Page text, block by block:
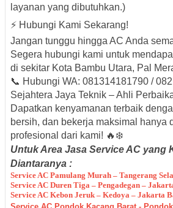
layanan yang dibutuhkan.)
⚡ Hubungi Kami Sekarang!
Jangan tunggu hingga AC Anda
Segera hubungi kami untuk
di sekitar Kota Bambu Utara, Pal
📞 Hubungi WA: 081314181790 /
Sejahtera Jaya Teknik – Ahli
Dapatkan kenyamanan terbaik
bersih, dan bekerja maksimal hanya
profesional dari kami! 🔥❄️
Untuk Area Jasa Service AC yang
Diantaranya :
Service AC Pamulang Murah – Tangerang
Service AC Duren Tiga – Pengadegan –
Service AC Kebon Jeruk – Kedoya – Jakarta